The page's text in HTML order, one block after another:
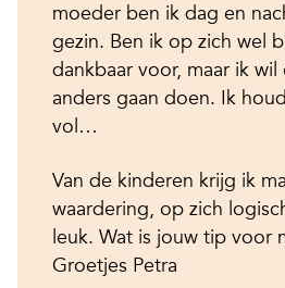
moeder ben ik dag en
gezin. Ben ik op zich wel
dankbaar voor, maar ik
anders gaan doen. Ik
vol…
Van de kinderen krijg ik
waardering, op zich
leuk. Wat is jouw tip voor
Groetjes Petra